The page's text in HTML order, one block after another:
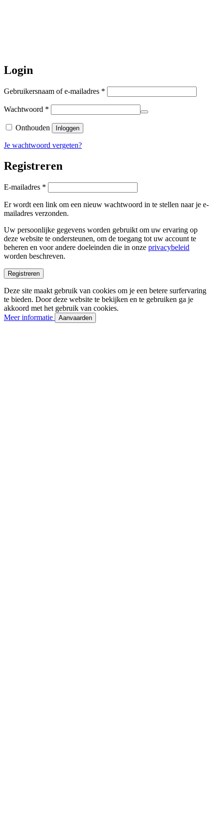
Login
Gebruikersnaam of e-mailadres *
Wachtwoord *
Onthouden Inloggen
Je wachtwoord vergeten?
Registreren
E-mailadres *
Er wordt een link om een nieuw wachtwoord in te stellen naar je e-
mailadres verzonden.
Uw persoonlijke gegevens worden gebruikt om uw ervaring op
deze website te ondersteunen, om de toegang tot uw account te
beheren en voor andere doeleinden die in onze privacybeleid
worden beschreven.
Registreren
Deze site maakt gebruik van cookies om je een betere surfervaring
te bieden. Door deze website te bekijken en te gebruiken ga je
akkoord met het gebruik van cookies.
Meer informatie
Aanvaarden